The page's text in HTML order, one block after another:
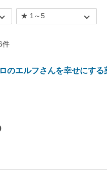
件
のエルフさんを幸せにする